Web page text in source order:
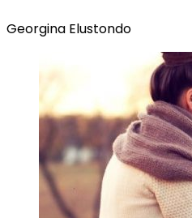
Georgina Elustondo